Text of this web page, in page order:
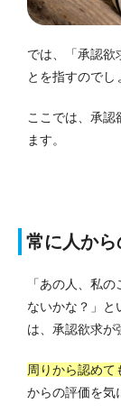
では、「承認欲
とを指すのでし
ここでは、承認
ます。
常に人か
「あの人、私
ないかな？」と
は、承認欲求が
周りから認めて
からの評価を気